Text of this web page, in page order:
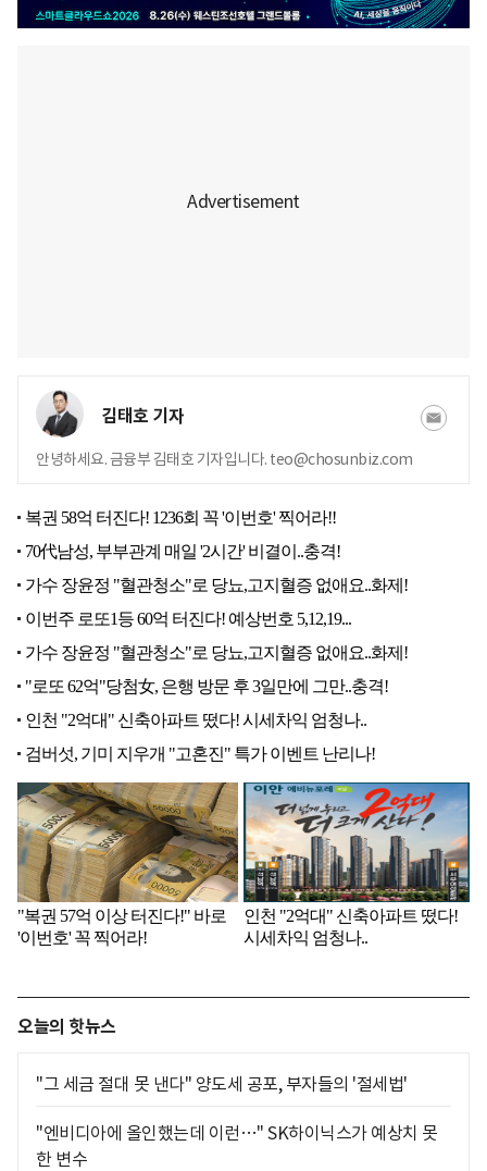
김태호 기자
안녕하세요. 금융부 김태호 기자입니다. teo@chosunbiz.com
오늘의 핫뉴스
"그 세금 절대 못 낸다" 양도세 공포, 부자들의 '절세법'
"엔비디아에 올인했는데 이런…" SK하이닉스가 예상치 못
한 변수